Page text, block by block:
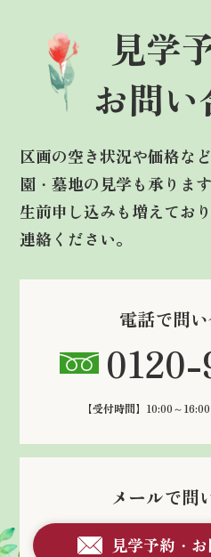
見学
お問
区画の空き状況や価格な
園・墓地の見学も承ります
生前申し込みも増えてお
連絡ください。
電話で問
【受付時間】10:00～16:00
メールで問
見学予約・